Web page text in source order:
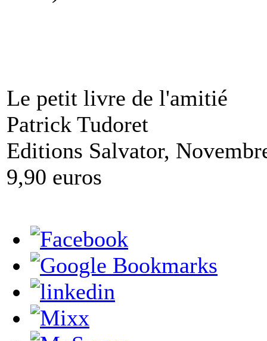
Le petit livre de l'amitié
Patrick Tudoret
Editions Salvator,
9,90 euros